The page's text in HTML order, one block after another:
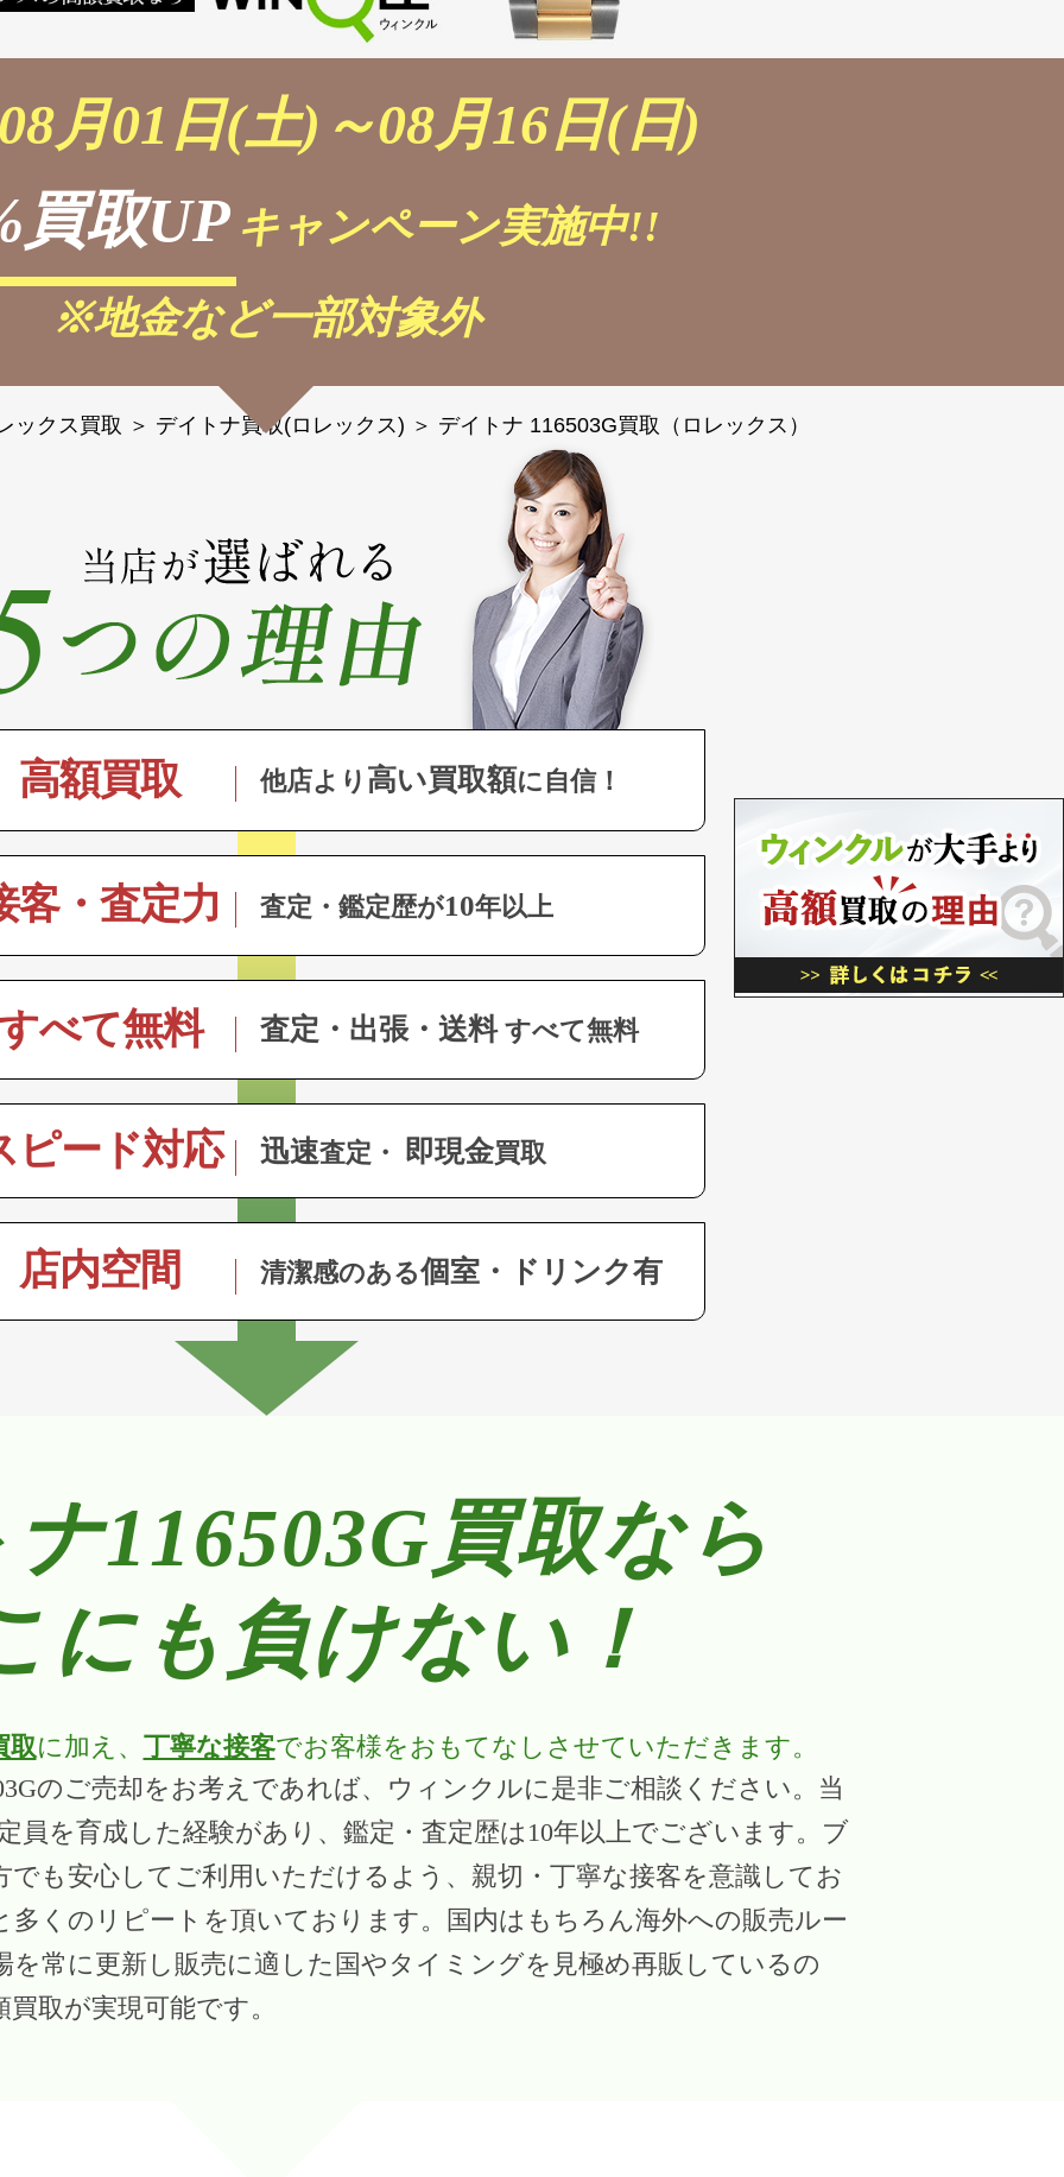
月01日(土)～08月16日(日)
買取UP キャンペーン実施中!!
※地金など一部対象外
ックス買取 ＞ デイトナ買取(ロレックス) ＞ デイトナ 116503G買取（ロレックス）
高額買取 他店より 高い買取額に自信！
客・査定力 査定・鑑定歴が10年以上
べて無料 査定・出張・送料 すべて無料
ピード対応 迅速査定・ 即現金買取
店内空間 清潔感のある個室・ ドリンク有
116503G買取なら
にも負けない！
取に加え、 丁寧な接客でお客様をおもてなしさせていただきます。
のご売却をお考えであれば、ウィンクルに是非ご相談ください。当
員を育成した経験があり、鑑定・査定歴は10年以上でございます。ブ
も安心してご利用いただけるよう、親切・丁寧な接客を意識してお
多くのリピートを頂いております。国内はもちろん海外への販売ルー
を常に更新し販売に適した国やタイミングを見極め再販しているの
取が実現可能です。